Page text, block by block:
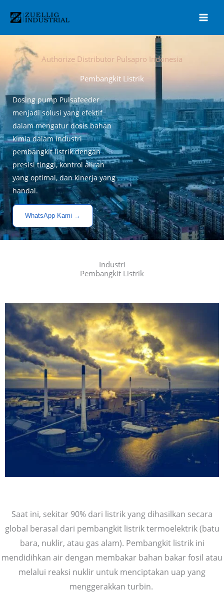
konten
Authorize Distributor Pulsapro Indonesia
Pembangkit Listrik
Dosing pump Pulsafeeder
menjadi solusi yang efektif
dalam mengatur dosis bahan
kimia dalam industri
pembangkit listrik dengan
presisi tinggi, kontrol aliran
yang optimal, dan kinerja yang
handal.
WhatsApp Kami →
Industri
Pembangkit Listrik
Saat ini, sekitar 90% dari listrik yang dihasilkan secara
global berasal dari pembangkit listrik termoelektrik (batu
bara, nuklir, atau gas alam). Pembangkit listrik ini
mendidihkan air dengan membakar bahan bakar fosil atau
melalui reaksi nuklir untuk menciptakan uap yang
menggerakkan turbin.